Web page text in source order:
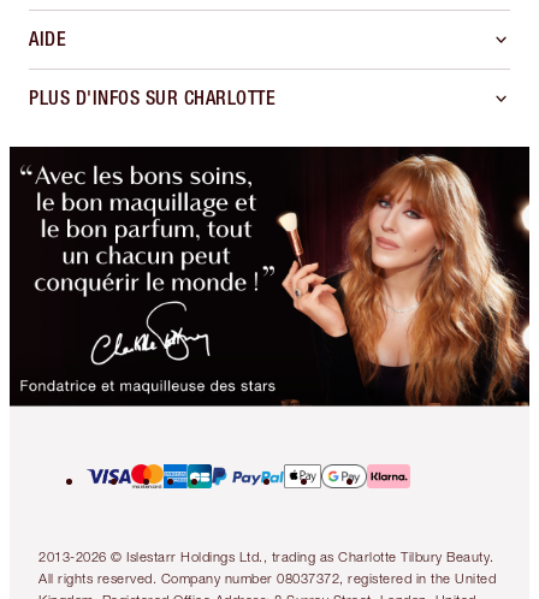
AIDE
PLUS D'INFOS SUR CHARLOTTE
2013-2026 © Islestarr Holdings Ltd., trading as Charlotte Tilbury Beauty.
All rights reserved. Company number 08037372, registered in the United